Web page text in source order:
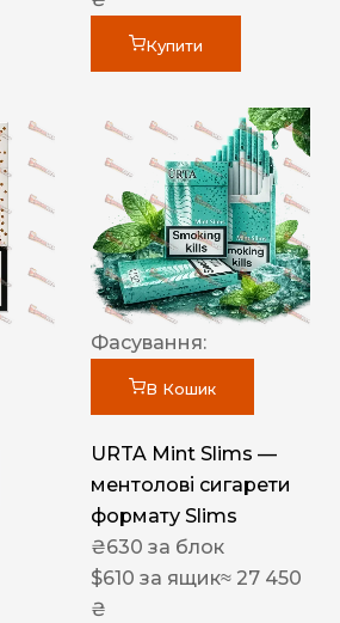
Купити
Фасування:
В Кошик
URTA Mint Slims —
ментолові сигарети
формату Slims
₴630 за блок
$610 за ящик≈ 27 450
₴